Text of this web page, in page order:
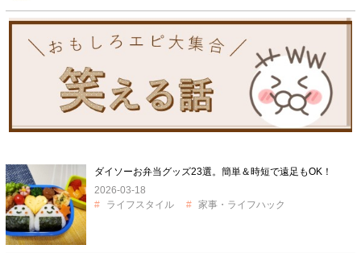
ダイソーお弁当グッズ23選。簡単＆時短で遠足もOK！
2026-03-18
ライフスタイル
家事・ライフハック